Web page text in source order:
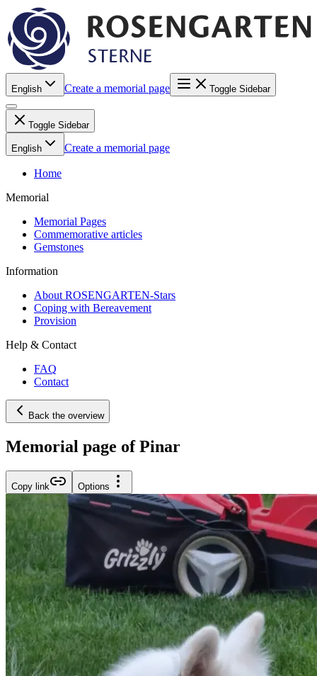
English Create a memorial page Toggle Sidebar
Toggle Sidebar
English Create a memorial page
Home
Memorial
Memorial Pages
Commemorative articles
Gemstones
Information
About ROSENGARTEN-Stars
Coping with Bereavement
Provision
Help & Contact
FAQ
Contact
Back the overview
Memorial page of Pinar
Copy link Options